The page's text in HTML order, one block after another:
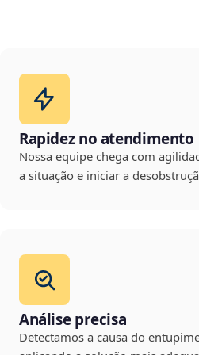
Rapidez no atendimento
Nossa equipe chega com
a situação e iniciar a
Análise precisa
Detectamos a causa do